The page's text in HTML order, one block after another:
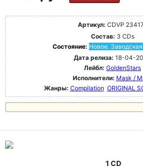
Артикул: CDVP
Состав: 3 CDs
Состояние: Новое.
Дата релиза: 18-04-
Лейбл: GoldenStars
Исполнители: Mask /
Жанры: Compilation ORIGINAL
1 CD